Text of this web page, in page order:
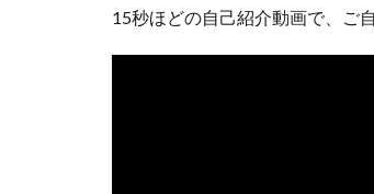
15秒ほどの自己紹介動画で、ご